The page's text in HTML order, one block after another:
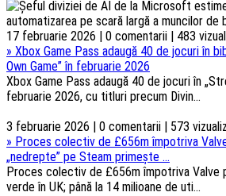
17 februarie 2026 | 0 comentarii | 483
» Xbox Game Pass adaugă 40 de jocuri în
Own Game” în februarie 2026
Xbox Game Pass adaugă 40 de jocuri în
februarie 2026, cu titluri precum Divin...
3 februarie 2026 | 0 comentarii | 573
» Proces colectiv de £656m împotriva
„nedrepte” pe Steam primește ...
Proces colectiv de £656m împotriva Valve
verde în UK; până la 14 milioane de uti...